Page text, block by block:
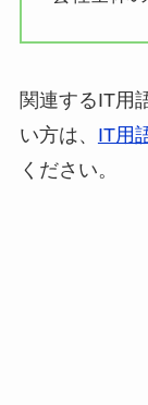
関連するIT用
い方は、 IT用
ください。